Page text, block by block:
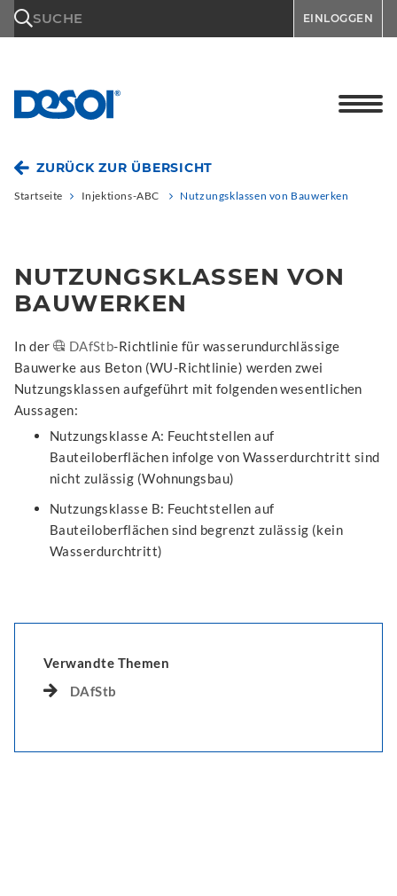
SUCHE EINLOGGEN
ZURÜCK ZUR ÜBERSICHT
Startseite Injektions-ABC Nutzungsklassen von Bauwerken
NUTZUNGSKLASSEN VON
BAUWERKEN
In der DAfStb-Richtlinie für wasserundurchlässige
Bauwerke aus Beton (WU-Richtlinie) werden zwei
Nutzungsklassen aufgeführt mit folgenden wesentlichen
Aussagen:
Nutzungsklasse A: Feuchtstellen auf
Bauteiloberflächen infolge von Wasserdurchtritt sind
nicht zulässig (Wohnungsbau)
Nutzungsklasse B: Feuchtstellen auf
Bauteiloberflächen sind begrenzt zulässig (kein
Wasserdurchtritt)
Verwandte Themen
DAfStb